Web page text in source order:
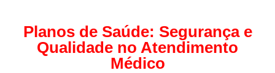
Planos de Saúde: Segurança e
Qualidade no Atendimento
Médico